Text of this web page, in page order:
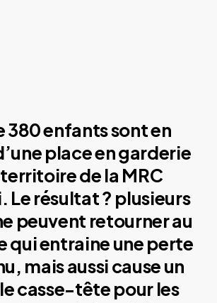
380 enfants sont en
place en garderie
de la MRC
Le résultat ? plusieurs
peuvent retourner au
qui entraine une perte
mais aussi cause un
casse-tête pour les